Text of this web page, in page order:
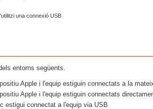
una connexió USB
entorns següents.
Apple i l'equip estiguin connectats a la
Apple i l'equip estiguin connectats
estigui connectat a l'equip via USB